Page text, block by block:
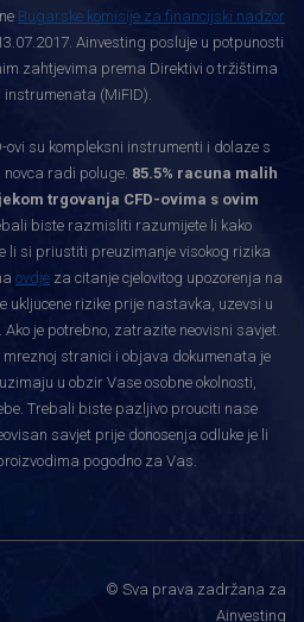
Bugarske komisije za financijski nadzor
Ainvesting posluje u potpunosti
zahtjevima prema Direktivi o tržištima
(MiFID).
ovi su kompleksni instrumenti i dolaze s
radi poluge. 85.5% racuna malih
trgovanja CFD-ovima s ovim
biste razmisliti razumijete li kako
li si priustiti preuzimanje visokog rizika
ovdje za citanje cjelovitog upozorenja na
rizike prije nastavka, uzevsi u
je potrebno, zatrazite neovisni savjet.
stranici i objava dokumenata je
u obzir Vase osobne okolnosti,
Trebali biste pazljivo prouciti nase
savjet prije donosenja odluke je li
pogodno za Vas.
© Sva prava zadržana za
Ainvesting